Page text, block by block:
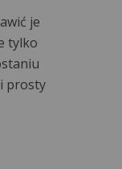
je
tylko
prosty